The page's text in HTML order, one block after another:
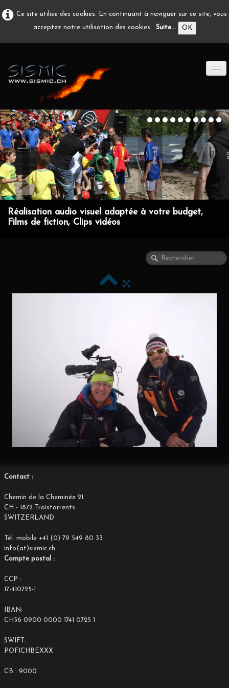
Ce site utilise des cookies. En continuant à naviguer sur ce site, vous
acceptez notre utilisation des cookies. Suite... OK
ACCUEIL
PRODUCTION A/V
DÉVELOPPEMENT
EN IMAGE
CONTACT
Réalisation audio visuel adaptée à votre budget,
Films de fiction, Clips vidéos
Contact :
Chemin de la Cheminée 21
CH - 1872 Troistorrents
SWITZERLAND
Tél. mobile +41 (0) 79 549 80 33
info(at)sismic.ch
Compte postal :
CCP :
17-410725-1
IBAN:
CH56 0900 0000 1741 0725 1
SWIFT:
POFICHBEXXX
CB : 9000